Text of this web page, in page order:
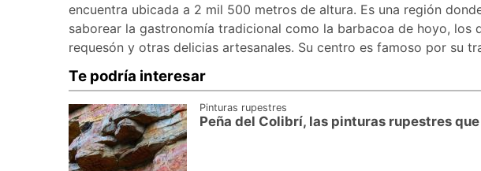
encuentra ubicada a 2 mil 500 metros de altura. Es una región
saborear la gastronomía tradicional como la barbacoa de hoyo, los
requesón y otras delicias artesanales. Su centro es famoso por su
Te podría interesar
Pinturas rupestres
Peña del Colibrí, las pinturas rupestres